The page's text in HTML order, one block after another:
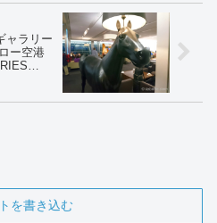
ャラリー
ー空港
を書き込む